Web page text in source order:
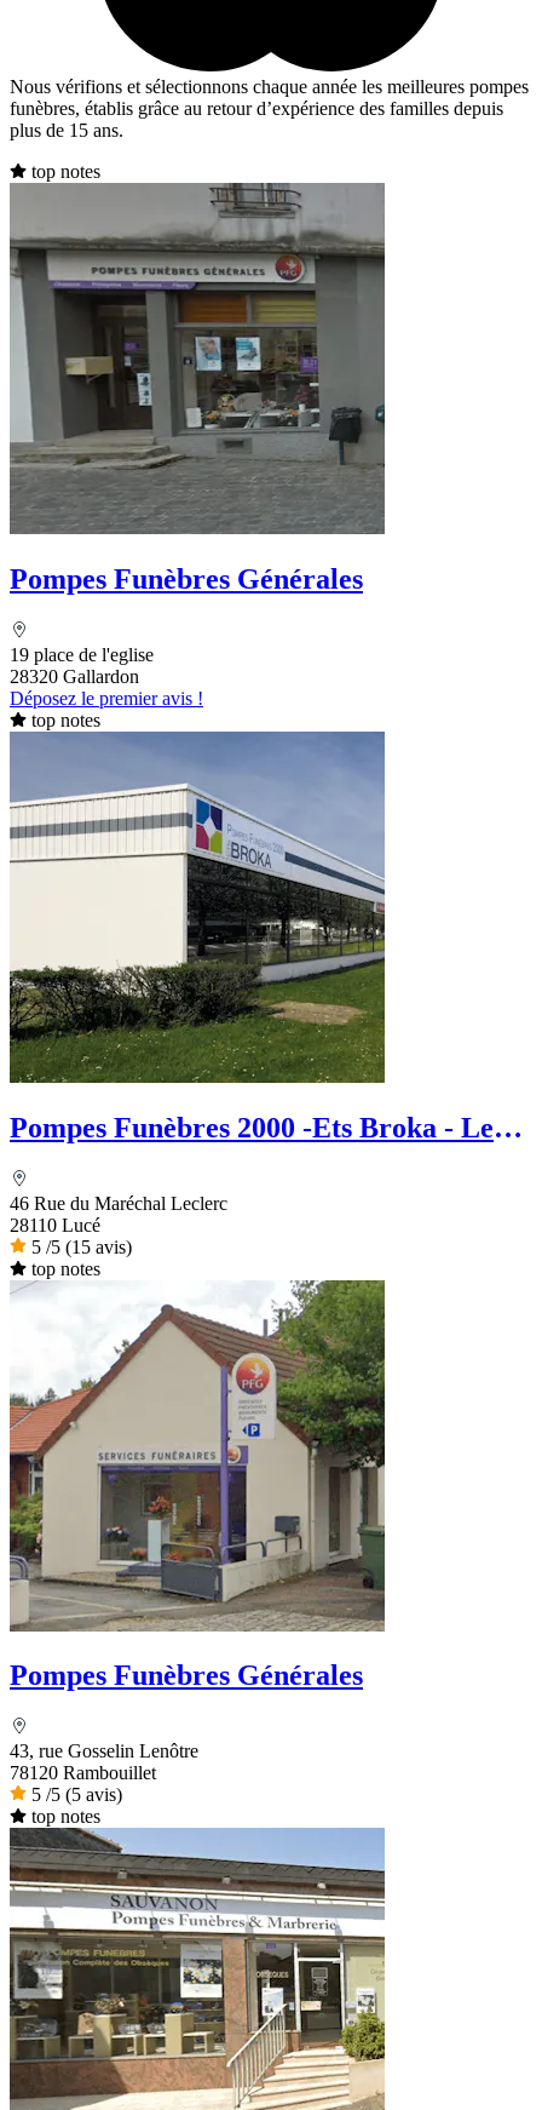
Nous vérifions et sélectionnons chaque année les meilleures pompes
funèbres, établis grâce au retour d’expérience des familles depuis
plus de 15 ans.
top notes
Pompes Funèbres Générales
19 place de l'eglise
28320 Gallardon
Déposez le premier avis !
top notes
Pompes Funèbres 2000 -Ets Broka - Le
46 Rue du Maréchal Leclerc
28110 Lucé
5 /5 (15 avis)
top notes
Pompes Funèbres Générales
43, rue Gosselin Lenôtre
78120 Rambouillet
5 /5 (5 avis)
top notes